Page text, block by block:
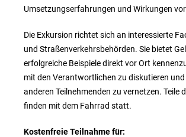
Umsetzungserfahrungen und Wirkungen
Die Exkursion richtet sich an interessierte
und Straßenverkehrsbehörden. Sie bietet
erfolgreiche Beispiele direkt vor Ort
mit den Verantwortlichen zu diskutieren
anderen Teilnehmenden zu vernetzen. Teile
finden mit dem Fahrrad statt.
Kostenfreie Teilnahme für: